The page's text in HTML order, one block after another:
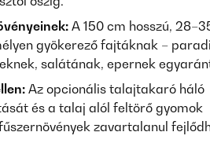
A 150 cm hosszú,
gyökerező fajtáknak –
salátának, epernek
Az opcionális talajtakaró háló
és a talaj alól feltörő gyomok
zavartalanul